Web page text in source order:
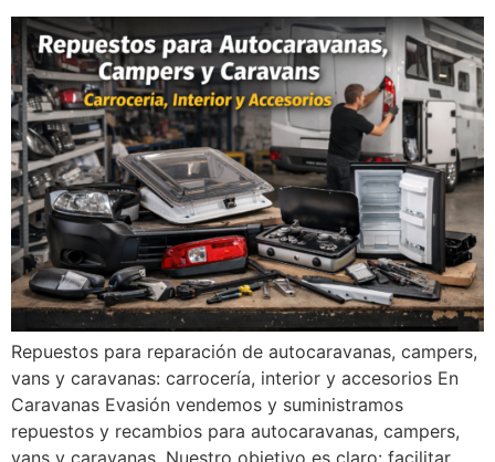
Repuestos para reparación de autocaravanas, campers,
vans y caravanas: carrocería, interior y accesorios En
Caravanas Evasión vendemos y suministramos
repuestos y recambios para autocaravanas, campers,